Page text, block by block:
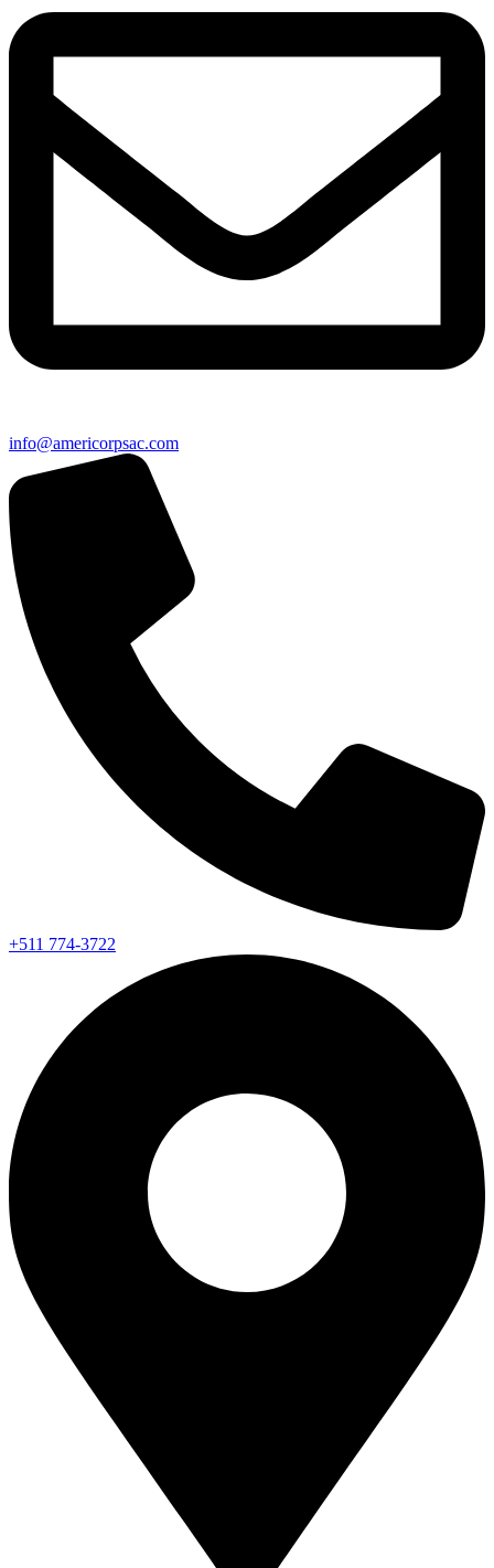
info@americorpsac.com
+511 774-3722